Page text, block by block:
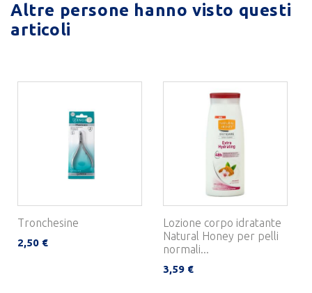
Altre persone hanno visto questi
articoli
Tronchesine
2,50 €
Lozione corpo idratante
Natural Honey per pelli
normali...
3,59 €